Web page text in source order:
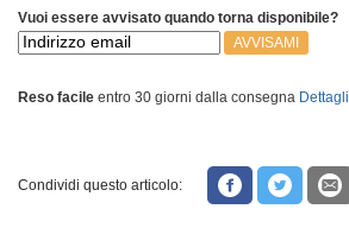
Vuoi essere avvisato quando torna disponibile?
AVVISAMI
Reso facile entro 30 giorni dalla consegna Dettagli
Condividi questo articolo: